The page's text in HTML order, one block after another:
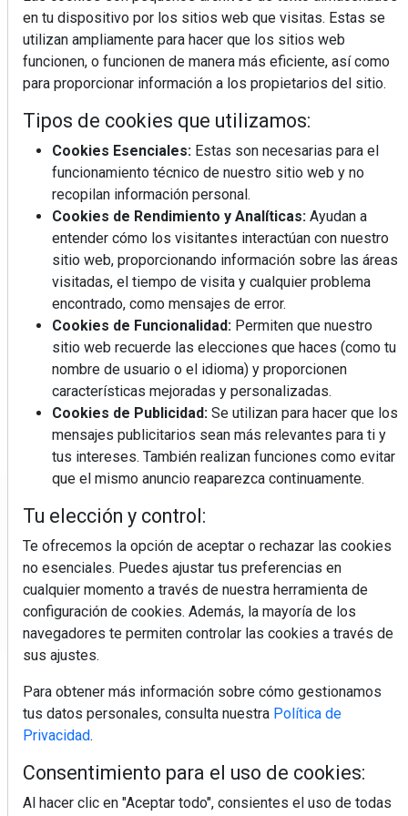
este verano
Ideas fáciles para llevar de
picnic este verano
Calor y tensión arterial: las
organismo
tendencia de los
jugadores de La Roja (I)
El auge de las bebidas
fermentadas: opciones
refrescantes para cuidar
el bienestar
Los tres activos que
pueden devolver la
firmeza a tu piel
5 errores frecuentes en
verano que pasan factura
salud genital femenina
Regístrate y accede a
contenidos exclusivos
Correo electrónico
Estilos de vida que atrapan
en tu dispositivo por los sitios web que visitas. Estas se
utilizan ampliamente para hacer que los sitios web
funcionen, o funcionen de manera más eficiente, así como
para proporcionar información a los propietarios del sitio.
Tipos de cookies que utilizamos:
Cookies Esenciales: Estas son necesarias para el
funcionamiento técnico de nuestro sitio web y no
recopilan información personal.
Cookies de Rendimiento y Analíticas: Ayudan a
entender cómo los visitantes interactúan con nuestro
sitio web, proporcionando información sobre las áreas
visitadas, el tiempo de visita y cualquier problema
encontrado, como mensajes de error.
Cookies de Funcionalidad: Permiten que nuestro
sitio web recuerde las elecciones que haces (como tu
nombre de usuario o el idioma) y proporcionen
características mejoradas y personalizadas.
Cookies de Publicidad: Se utilizan para hacer que los
mensajes publicitarios sean más relevantes para ti y
tus intereses. También realizan funciones como evitar
que el mismo anuncio reaparezca continuamente.
Tu elección y control:
Te ofrecemos la opción de aceptar o rechazar las cookies
no esenciales. Puedes ajustar tus preferencias en
cualquier momento a través de nuestra herramienta de
configuración de cookies. Además, la mayoría de los
navegadores te permiten controlar las cookies a través de
sus ajustes.
Para obtener más información sobre cómo gestionamos
tus datos personales, consulta nuestra Política de
Privacidad.
Consentimiento para el uso de cookies:
Al hacer clic en "Aceptar todo", consientes el uso de todas